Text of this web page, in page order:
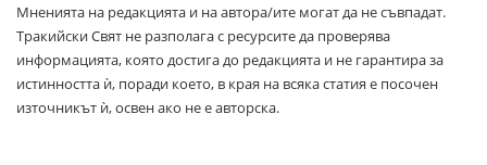
Мненията на редакцията и на автора/ите могат да не съвпадат.
Тракийски Свят не разполага с ресурсите да проверява
информацията, която достига до редакцията и не гарантира за
истинността ѝ, поради което, в края на всяка статия е посочен
източникът ѝ, освен ако не е авторска.